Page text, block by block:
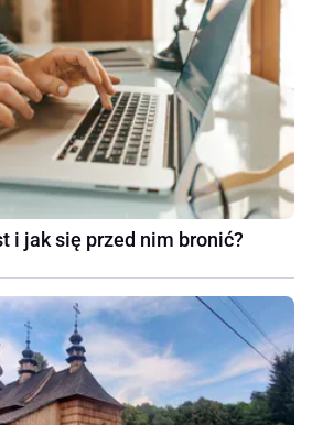
i jak się przed nim bronić?